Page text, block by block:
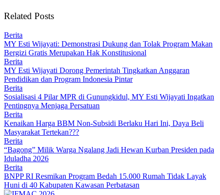
Related Posts
Berita
MY Esti Wijayati: Demonstrasi Dukung dan Tolak Program Makan
Bergizi Gratis Merupakan Hak Konstitusional
Berita
MY Esti Wijayati Dorong Pemerintah Tingkatkan Anggaran
Pendidikan dan Program Indonesia Pintar
Berita
Sosialisasi 4 Pilar MPR di Gunungkidul, MY Esti Wijayati Ingatkan
Pentingnya Menjaga Persatuan
Berita
Kenaikan Harga BBM Non-Subsidi Berlaku Hari Ini, Daya Beli
Masyarakat Tertekan???
Berita
“Bagong” Milik Warga Ngalang Jadi Hewan Kurban Presiden pada
Iduladha 2026
Berita
BNPP RI Resmikan Program Bedah 15.000 Rumah Tidak Layak
Huni di 40 Kabupaten Kawasan Perbatasan